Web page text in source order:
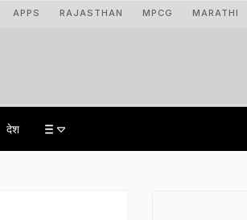
APPS RAJASTHAN MPCG MARATHI
देश